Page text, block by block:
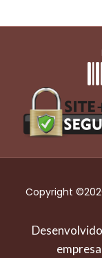
Copyright
empresa